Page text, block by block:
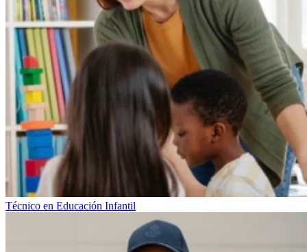
Técnico en Educación Infantil